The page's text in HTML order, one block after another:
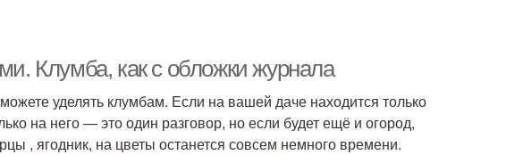
Клумба, как с обложки журнала
уделять клумбам. Если на вашей даче находится только
на него — это один разговор, но если будет ещё и огород,
, ягодник, на цветы останется совсем немного времени.